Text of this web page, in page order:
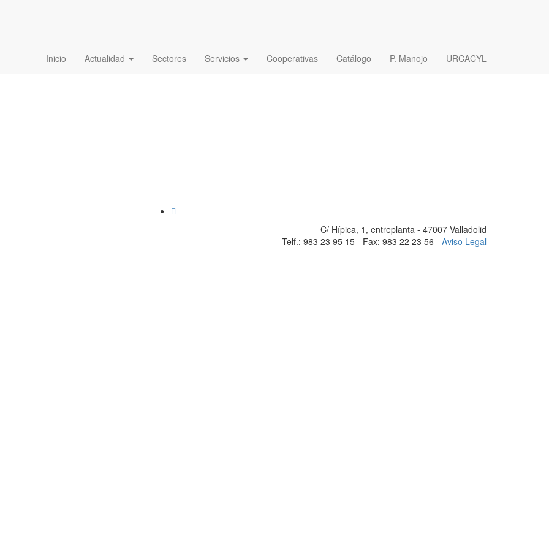
Inicio Actualidad Sectores Servicios Cooperativas Catálogo P. Manojo URCACYL
C/ Hípica, 1, entreplanta - 47007 Valladolid
Telf.: 983 23 95 15 - Fax: 983 22 23 56 - Aviso Legal